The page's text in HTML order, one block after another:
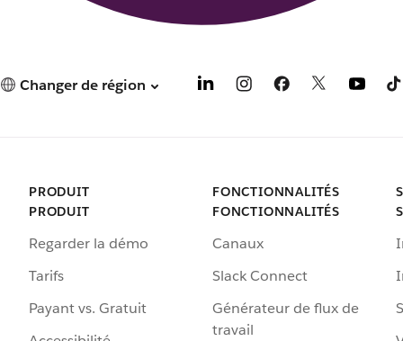
Changer de région
PRODUIT
PRODUIT
Regarder la démo
Tarifs
Payant vs. Gratuit
FONCTIONNALITÉS
FONCTIONNALITÉS
Canaux
Slack Connect
Générateur de flux de
travail